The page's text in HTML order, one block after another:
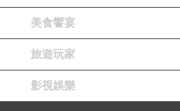
麗膚屏護沁涼水
包裝給人的感覺
美食饗宴
旅遊玩家
影視娛樂